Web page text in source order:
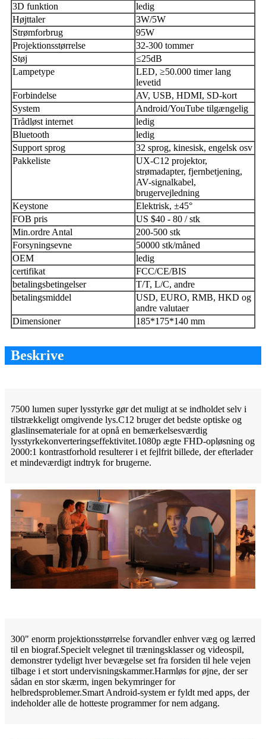
3D funktion
ledig
Højttaler
3W/5W
Strømforbrug
95W
Projektionsstørrelse
32-300 tommer
Støj
≤25dB
Lampetype
LED, ≥50.000 timer lang
levetid
Forbindelse
AV, USB, HDMI, SD-kort
System
Android/YouTube tilgængelig
Trådløst internet
ledig
Bluetooth
ledig
Support sprog
32 sprog, kinesisk, engelsk osv
Pakkeliste
UX-C12 projektor,
strømadapter, fjernbetjening,
AV-signalkabel,
brugervejledning
Keystone
Elektrisk, ±45°
FOB pris
US $40 - 80 / stk
Min.ordre Antal
200-500 stk
Forsyningsevne
50000 stk/måned
OEM
ledig
certifikat
FCC/CE/BIS
betalingsbetingelser
T/T, L/C, andre
betalingsmiddel
USD, EURO, RMB, HKD og
andre valutaer
Dimensioner
185*175*140 mm
Beskrive
7500 lumen super lysstyrke gør det muligt at se indholdet selv i
tilstrækkeligt omgivende lys.C12 bruger det bedste optiske og
glaslinsemateriale for at opnå en bemærkelsesværdig
lysstyrkekonverteringseffektivitet.1080p ægte FHD-opløsning og
2000:1 kontrastforhold resulterer i et fejlfrit billede, der efterlader
et mindeværdigt indtryk for brugerne.
300" enorm projektionsstørrelse forvandler enhver væg og lærred
til en biograf.Specielt velegnet til træningsklasser og videospil,
demonstrer tydeligt hver bevægelse set fra forsiden til hele vejen
tilbage i et stort undervisningskammer.Harmløs for øjne, der ser
sådan en stor skærm, ingen bekymringer for
helbredsproblemer.Smart Android-system er fyldt med apps, der
indeholder alle de hotteste programmer for nem adgang.